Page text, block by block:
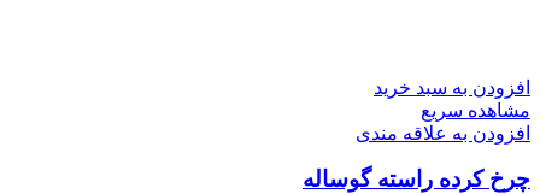
افزودن به سبد خرید
مشاهده سریع
افزودن به علاقه مندی
چرخ کرده راسته گوساله